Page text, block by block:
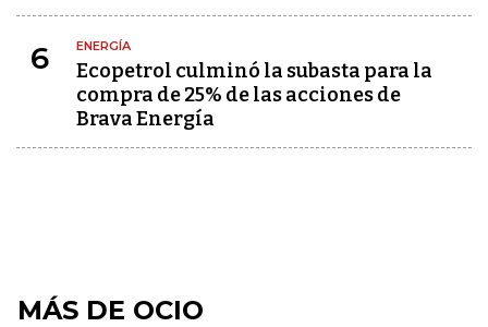
6 ENERGÍA
Ecopetrol culminó la subasta para la
compra de 25% de las acciones de
Brava Energía
MÁS DE OCIO